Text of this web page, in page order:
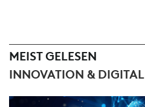
MEIST GELESEN
INNOVATION & DIGITAL